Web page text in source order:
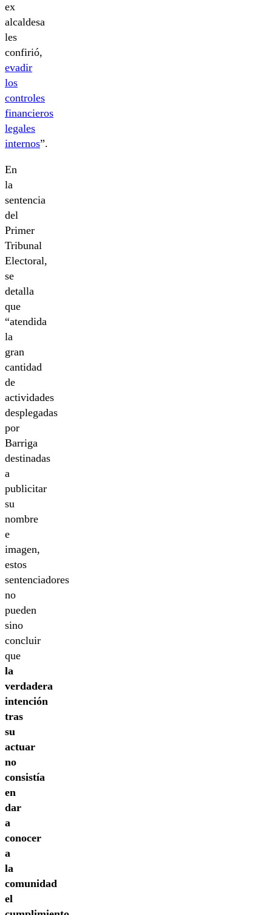
ex
alcaldesa
les
confirió,
evadir
los
controles
financieros
legales
internos”.
En
la
sentencia
del
Primer
Tribunal
Electoral,
se
detalla
que
“atendida
la
gran
cantidad
de
actividades
desplegadas
por
Barriga
destinadas
a
publicitar
su
nombre
e
imagen,
estos
sentenciadores
no
pueden
sino
concluir
que
la
verdadera
intención
tras
su
actuar
no
consistía
en
dar
a
conocer
a
la
comunidad
el